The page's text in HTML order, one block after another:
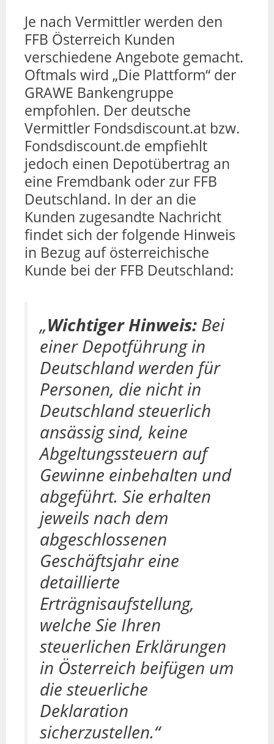
Je nach Vermittler werden den
FFB Österreich Kunden
verschiedene Angebote gemacht.
Oftmals wird „Die Plattform“ der
GRAWE Bankengruppe
empfohlen. Der deutsche
Vermittler Fondsdiscount.at bzw.
Fondsdiscount.de empfiehlt
jedoch einen Depotübertrag an
eine Fremdbank oder zur FFB
Deutschland. In der an die
Kunden zugesandte Nachricht
findet sich der folgende Hinweis
in Bezug auf österreichische
Kunde bei der FFB Deutschland:
„Wichtiger Hinweis: Bei
einer Depotführung in
Deutschland werden für
Personen, die nicht in
Deutschland steuerlich
ansässig sind, keine
Abgeltungssteuern auf
Gewinne einbehalten und
abgeführt. Sie erhalten
jeweils nach dem
abgeschlossenen
Geschäftsjahr eine
detaillierte
Erträgnisaufstellung,
welche Sie Ihren
steuerlichen Erklärungen
in Österreich beifügen um
die steuerliche
Deklaration
sicherzustellen.“